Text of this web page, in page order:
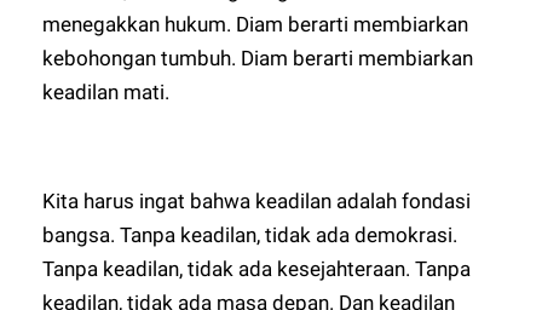
menegakkan hukum. Diam berarti membiarkan
kebohongan tumbuh. Diam berarti membiarkan
keadilan mati.
Kita harus ingat bahwa keadilan adalah fondasi
bangsa. Tanpa keadilan, tidak ada demokrasi.
Tanpa keadilan, tidak ada kesejahteraan. Tanpa
keadilan, tidak ada masa depan. Dan keadilan